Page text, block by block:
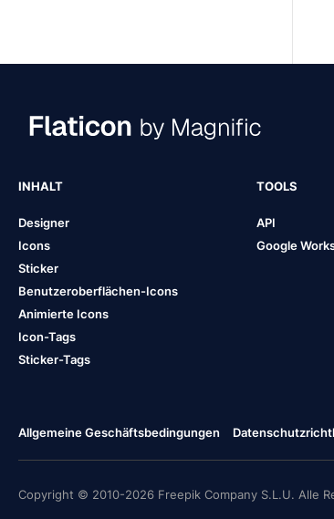
INHALT
Designer
Icons
Sticker
Benutzeroberflächen-Icons
Animierte Icons
Icon-Tags
Sticker-Tags
TOOLS
API
Google
Allgemeine Geschäftsbedingungen
Copyright © 2010-2026 Freepik Company S.L.U. Alle